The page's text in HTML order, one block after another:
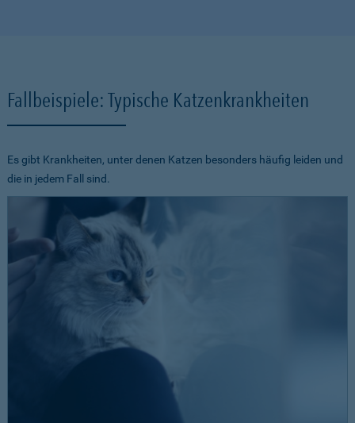
Fallbeispiele: Typische Katzenkrankheiten
Es gibt Krankheiten, unter denen Katzen besonders häufig leiden und
die in jedem Fall sind.